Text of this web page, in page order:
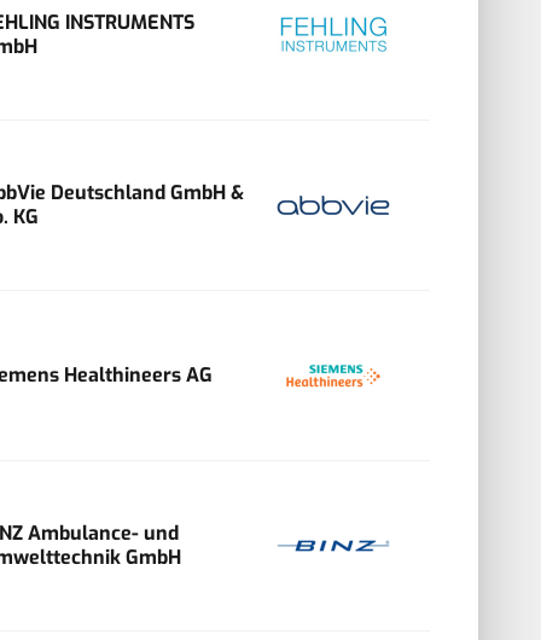
INSTRUMENTS
Deutschland GmbH &
KG
Healthineers AG
Ambulance- und
GmbH